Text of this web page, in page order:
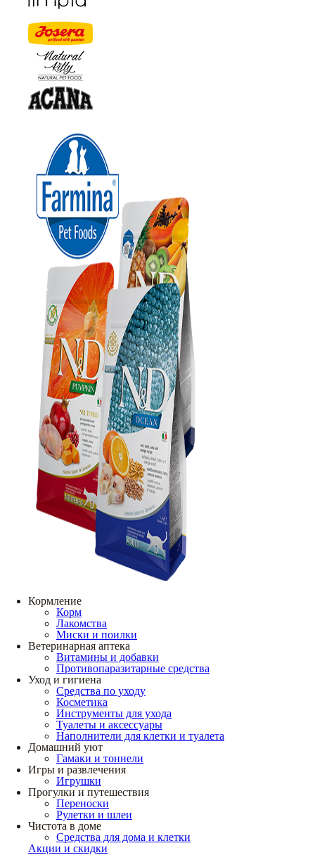
Кормление
Корм
Лакомства
Миски и поилки
Ветеринарная аптека
Витамины и добавки
Противопаразитарные средства
Уход и гигиена
Средства по уходу
Косметика
Инструменты для ухода
Туалеты и аксессуары
Наполнители для клетки и туалета
Домашний уют
Гамаки и тоннели
Игры и развлечения
Игрушки
Прогулки и путешествия
Переноски
Рулетки и шлеи
Чистота в доме
Средства для дома и клетки
Акции и скидки